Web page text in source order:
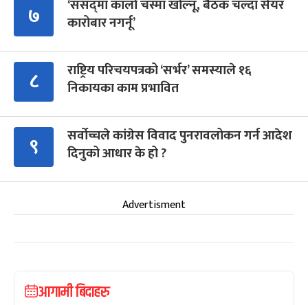
७
‘संसद्‍मा कालो चस्मा खोल्नू, बैठक चल्दा सेयर
कारोबार नगर्नू’
८
राष्ट्रिय परिचयपत्रको ‘सर्भर’ समस्याले १६
निकायका काम प्रभावित
९
सर्वोच्चले कांग्रेस विवाद पुनरावलोकन गर्न आदेश
दिनुको आधार के हो ?
Advertisment
आगामी बिदाहरु